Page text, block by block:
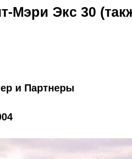
Мэри Экс 30
и Партнеры